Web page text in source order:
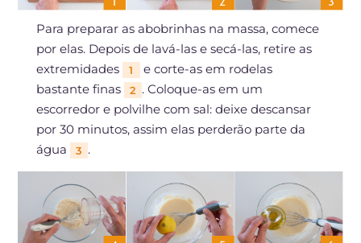
Para preparar as abobrinhas na massa, comece
por elas. Depois de lavá-las e secá-las, retire as
extremidades
1
e corte-as em rodelas
bastante finas
2 . Coloque-as em um
escorredor e polvilhe com sal: deixe descansar
por 30 minutos, assim elas perderão parte da
água
3 .